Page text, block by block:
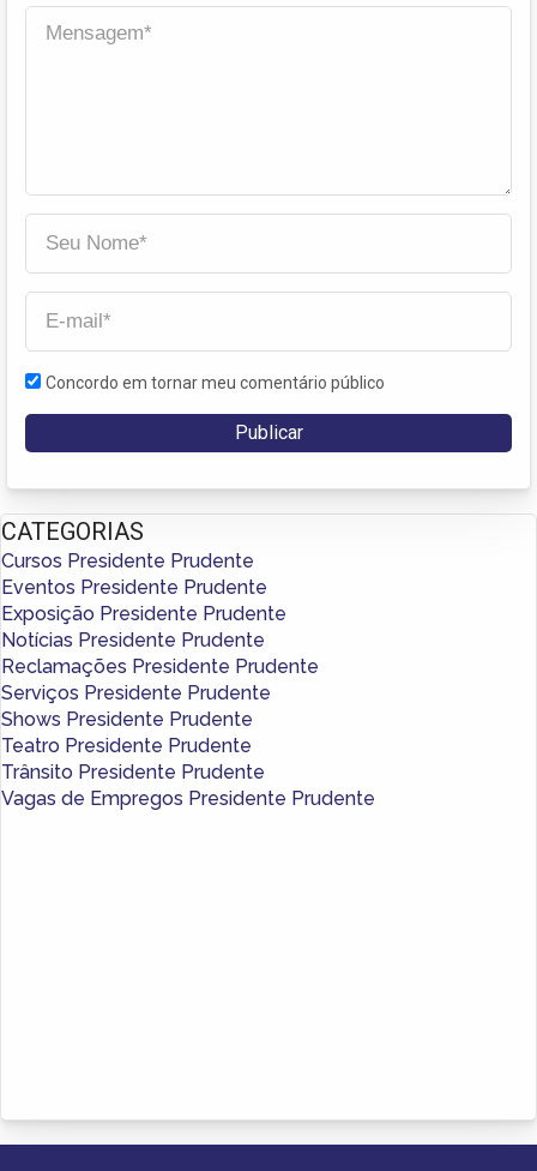
Concordo em tornar meu comentário público
CATEGORIAS
Cursos Presidente Prudente
Eventos Presidente Prudente
Exposição Presidente Prudente
Notícias Presidente Prudente
Reclamações Presidente Prudente
Serviços Presidente Prudente
Shows Presidente Prudente
Teatro Presidente Prudente
Trânsito Presidente Prudente
Vagas de Empregos Presidente Prudente